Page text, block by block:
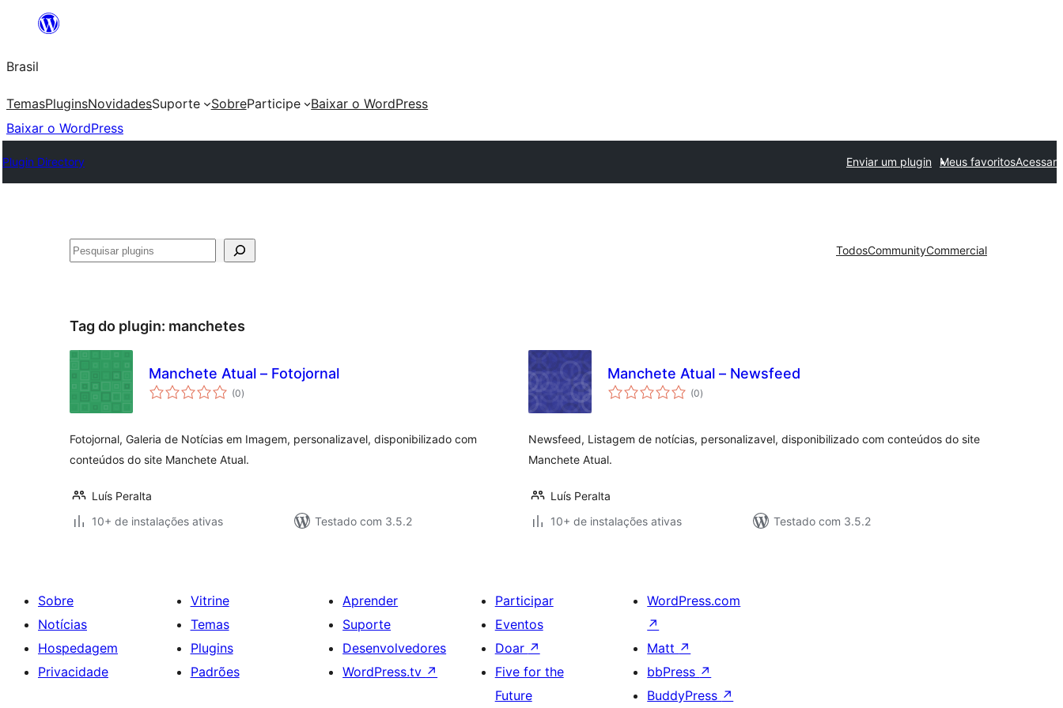
o
conteúdo
Brasil
TemasPluginsNovidadesSuporte SobreParticipe
Baixar o WordPress
Baixar o WordPress
Plugin Directory Enviar um plugin Meus favoritosAcessar
Pesquisar TodosCommunityCommercial
Tag do plugin: manchetes
Manchete Atual – Fotojornal
(0total
de
)
Fotojornal, Galeria de Notícias em Imagem, personalizavel, disponibilizado com
conteúdos do site Manchete Atual.
Luís Peralta
10+ de instalações ativas
Testado com 3.5.2
Manchete Atual – Newsfeed
(0total
de
)
Newsfeed, Listagem de notícias, personalizavel, disponibilizado com conteúdos do site
Manchete Atual.
Luís Peralta
10+ de instalações ativas
Testado com 3.5.2
Sobre
Notícias
Hospedagem
Privacidade
Vitrine
Temas
Plugins
Padrões
Aprender
Suporte
Desenvolvedores
WordPress.tv ↗
Participar
Eventos
Doar ↗
Five for the
Future
WordPress.com
↗
Matt ↗
bbPress ↗
BuddyPress ↗